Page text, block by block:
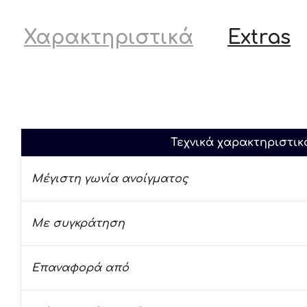
Χαρακτηριστικά Extras
Τεχνικά
Μέγιστη γωνία ανοίγματος
Με συγκράτηση
Επαναφορά από